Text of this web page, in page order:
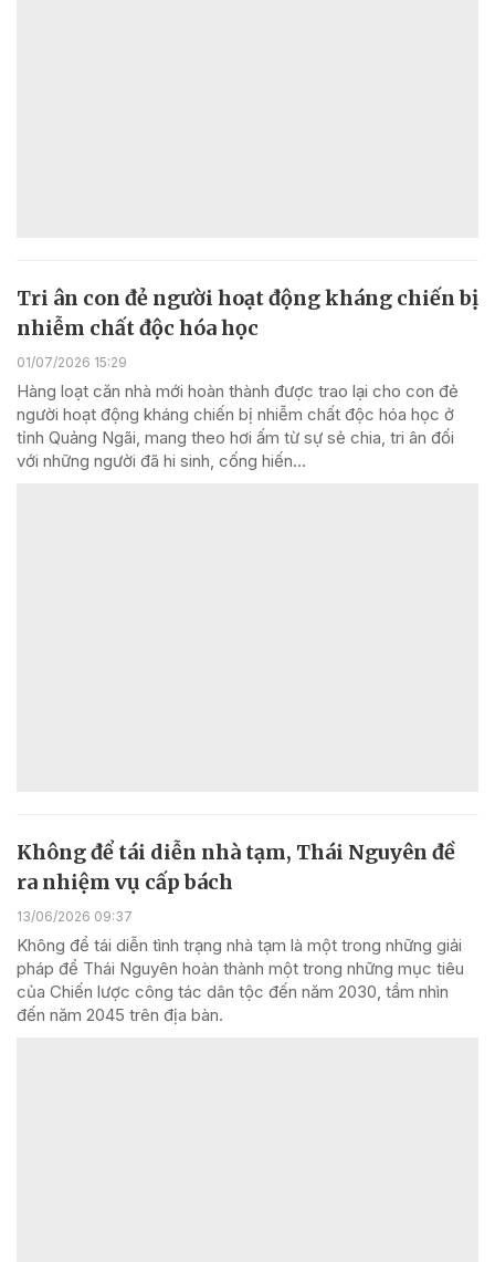
Tri ân con đẻ người hoạt động kháng chiến bị
nhiễm chất độc hóa học
01/07/2026 15:29
Hàng loạt căn nhà mới hoàn thành được trao lại cho con đẻ
người hoạt động kháng chiến bị nhiễm chất độc hóa học ở
tỉnh Quảng Ngãi, mang theo hơi ấm từ sự sẻ chia, tri ân đối
với những người đã hi sinh, cống hiến...
Không để tái diễn nhà tạm, Thái Nguyên đề
ra nhiệm vụ cấp bách
13/06/2026 09:37
Không để tái diễn tình trạng nhà tạm là một trong những giải
pháp để Thái Nguyên hoàn thành một trong những mục tiêu
của Chiến lược công tác dân tộc đến năm 2030, tầm nhìn
đến năm 2045 trên địa bàn.